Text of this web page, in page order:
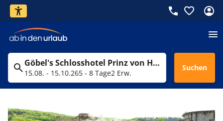
Göbel's Schlosshotel Prinz von Hessen
15.08. - 15.10.265 - 8 Tage2 Erw.
Suchen